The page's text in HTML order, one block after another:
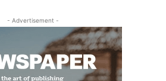
- Advertisement -